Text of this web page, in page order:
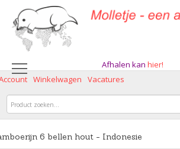
Afhalen kan hier!
Winkelwagen Vacatures
6 bellen hout - Indonesie